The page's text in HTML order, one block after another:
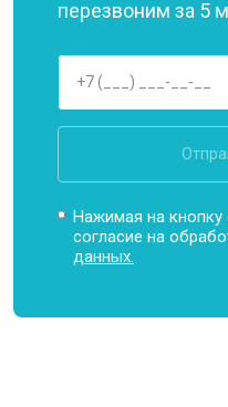
перезвоним за 5
Нажимая на кнопку
согласие на
данных.